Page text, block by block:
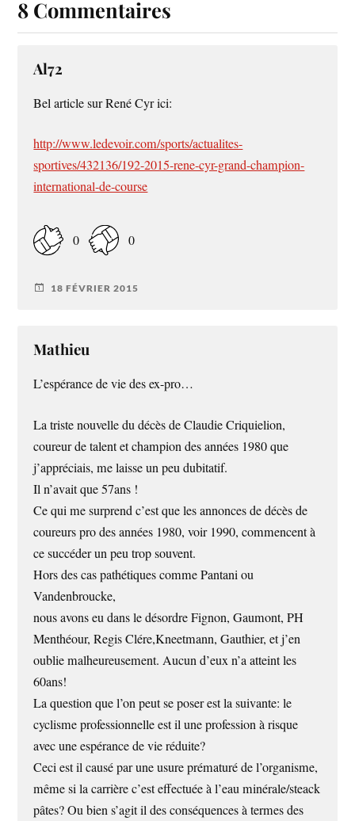
8 Commentaires
Al72
Bel article sur René Cyr ici:
http://www.ledevoir.com/sports/actualites-
sportives/432136/192-2015-rene-cyr-grand-champion-
international-de-course
0 0
18 FÉVRIER 2015
Mathieu
L’espérance de vie des ex-pro…
La triste nouvelle du décès de Claudie Criquielion,
coureur de talent et champion des années 1980 que
j’appréciais, me laisse un peu dubitatif.
Il n’avait que 57ans !
Ce qui me surprend c’est que les annonces de décès de
coureurs pro des années 1980, voir 1990, commencent à
ce succéder un peu trop souvent.
Hors des cas pathétiques comme Pantani ou
Vandenbroucke,
nous avons eu dans le désordre Fignon, Gaumont, PH
Menthéour, Regis Clére,Kneetmann, Gauthier, et j’en
oublie malheureusement. Aucun d’eux n’a atteint les
60ans!
La question que l’on peut se poser est la suivante: le
cyclisme professionnelle est il une profession à risque
avec une espérance de vie réduite?
Ceci est il causé par une usure prématuré de l’organisme,
même si la carrière c’est effectuée à l’eau minérale/steack
pâtes? Ou bien s’agit il des conséquences à termes des